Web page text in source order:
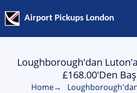
Airport Pickups London
Loughborough'dan
£168.00'den
Home→